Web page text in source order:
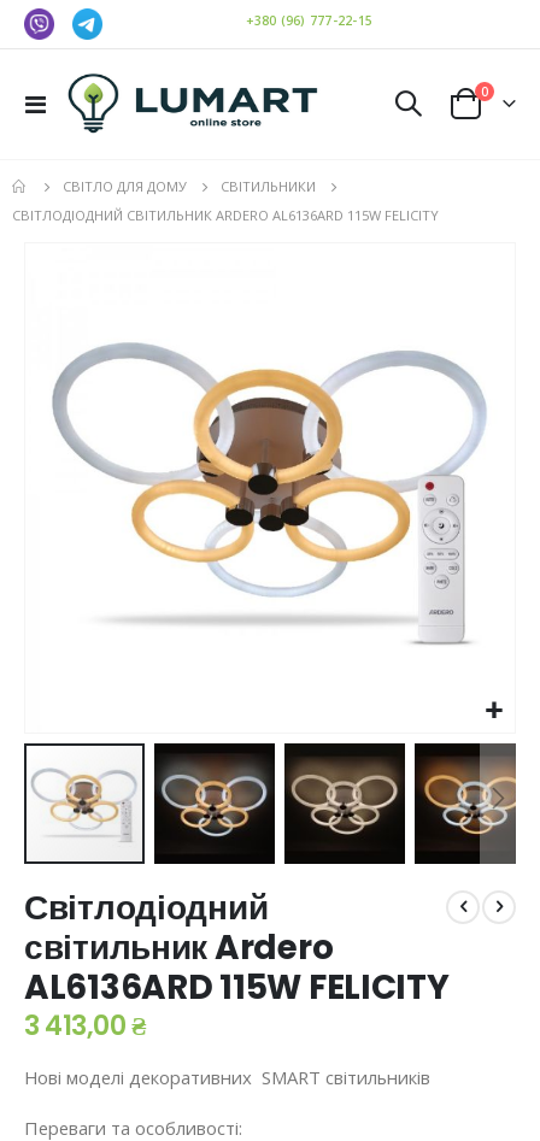
+380 (96) 777-22-15
Toggle
Cart
0
СВІТЛО ДЛЯ ДОМУ
СВІТИЛЬНИКИ
СВІТЛОДІОДНИЙ СВІТИЛЬНИК ARDERO AL6136ARD 115W FELICITY
зображень
до
початку
галереї
зображень
Світлодіодний
світильник Ardero
AL6136ARD 115W FELICITY
3 413,00 ₴
Нові моделі декоративних SMART світильників
Переваги та особливості: